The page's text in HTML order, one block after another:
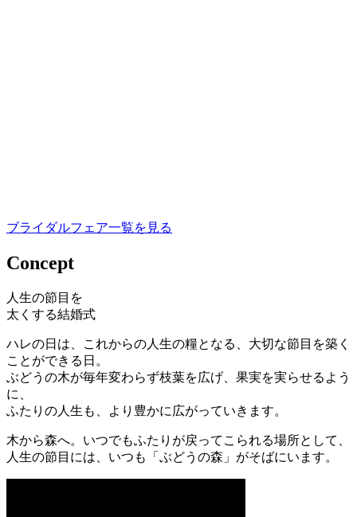
ブライダルフェア一覧を見る
Concept
人生の節目を
太くする結婚式
ハレの日は、これからの人生の糧となる、大切な節目を築く
ことができる日。
ぶどうの木が毎年変わらず枝葉を広げ、果実を実らせるよう
に、
ふたりの人生も、より豊かに広がっていきます。
木から森へ。いつでもふたりが戻ってこられる場所として、
人生の節目には、いつも「ぶどうの森」がそばにいます。